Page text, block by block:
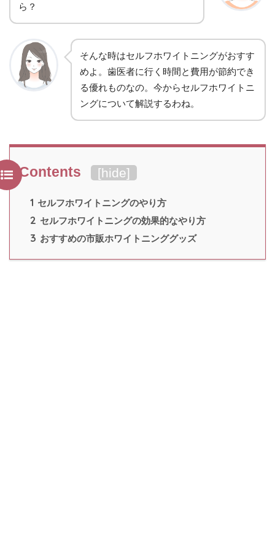
ら？
そんな時はセルフホワイトニングがおすす
めよ。歯医者に行く時間と費用が節約でき
る優れものなの。今からセルフホワイトニ
ングについて解説するわね。
Contents [hide]
1 セルフホワイトニングのやり方
2 セルフホワイトニングの効果的なやり方
3 おすすめの市販ホワイトニンググッズ